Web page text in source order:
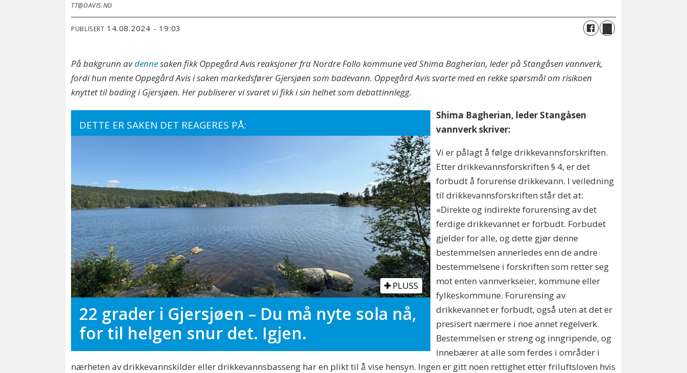
TT@OAVIS.NO
PUBLISERT 14.08.2024 - 19:03
På bakgrunn avdennesaken fikk Oppegård Avis reaksjoner fra Nordre Follo kommune ved Shima Bagherian, leder på Stangåsen vannverk,
fordi hun mente Oppegård Avis i saken markedsfører Gjersjøen som badevann. Oppegård Avis svarte med en rekke spørsmål om risikoen
knyttet til bading i Gjersjøen. Her publiserer vi svaret vi fikk i sin helhet som debattinnlegg.
DETTE ER SAKEN DET REAGERES PÅ:
PLUSS
22 grader i Gjersjøen – Du må nyte sola nå,
for til helgen snur det. Igjen.
Shima Bagherian, leder Stangåsen
vannverk skriver:
Vi er pålagt å følge drikkevannsforskriften.
Etter drikkevannsforskriften § 4, er det
forbudt å forurense drikkevann. I veiledning
til drikkevannsforskriften står det at:
«Direkte og indirekte forurensing av det
ferdige drikke­vannet er forbudt. Forbudet
gjelder for alle, og dette gjør denne
bestemmelsen annerledes enn de andre
bestemmelsene i forskriften som retter seg
mot enten vannverkseier, kommune eller
fylkeskommune. Forurensing av
drikkevannet er forbudt, også uten at det er
presisert nærmere i noe annet regelverk.
Bestemmelsen er streng og inngripende, og
innebærer at alle som ferdes i områder i
nærheten av drikkevannskilder eller drikkevannsbasseng har en plikt til å vise hensyn. Ingen er gitt noen rettighet etter friluftsloven hvis